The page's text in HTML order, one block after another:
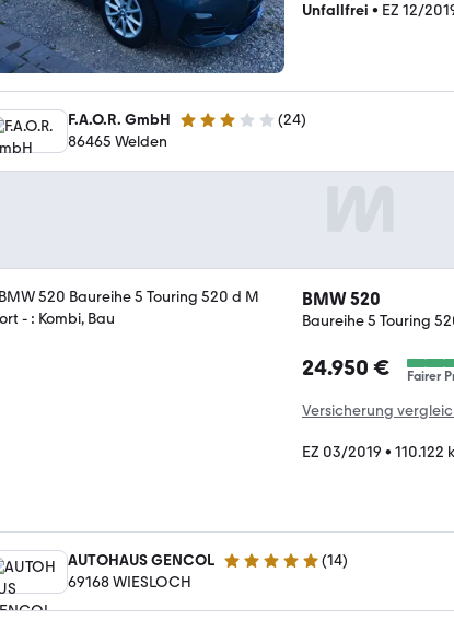
Unfallfrei • EZ 12/
F.A.O.R. GmbH 3 Sterne (24)
86465 Welden
BMW 520
Baureihe 5 Touring
24.950 € Fairer
Versicherung
EZ 03/2019 • 110.122
AUTOHAUS GENCOL 5 Sterne (14)
69168 WIESLOCH